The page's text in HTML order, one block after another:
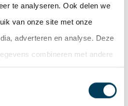
te analyseren. Ook delen we
van onze site met onze
adverteren en analyse. Deze
combineren met andere
uw gebruik van hun services.